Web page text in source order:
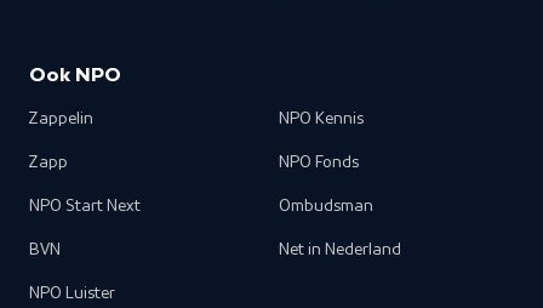
Ook NPO
Zappelin
Zapp
NPO Start Next
BVN
NPO Luister
NPO Kennis
NPO Fonds
Ombudsman
Net in Nederland